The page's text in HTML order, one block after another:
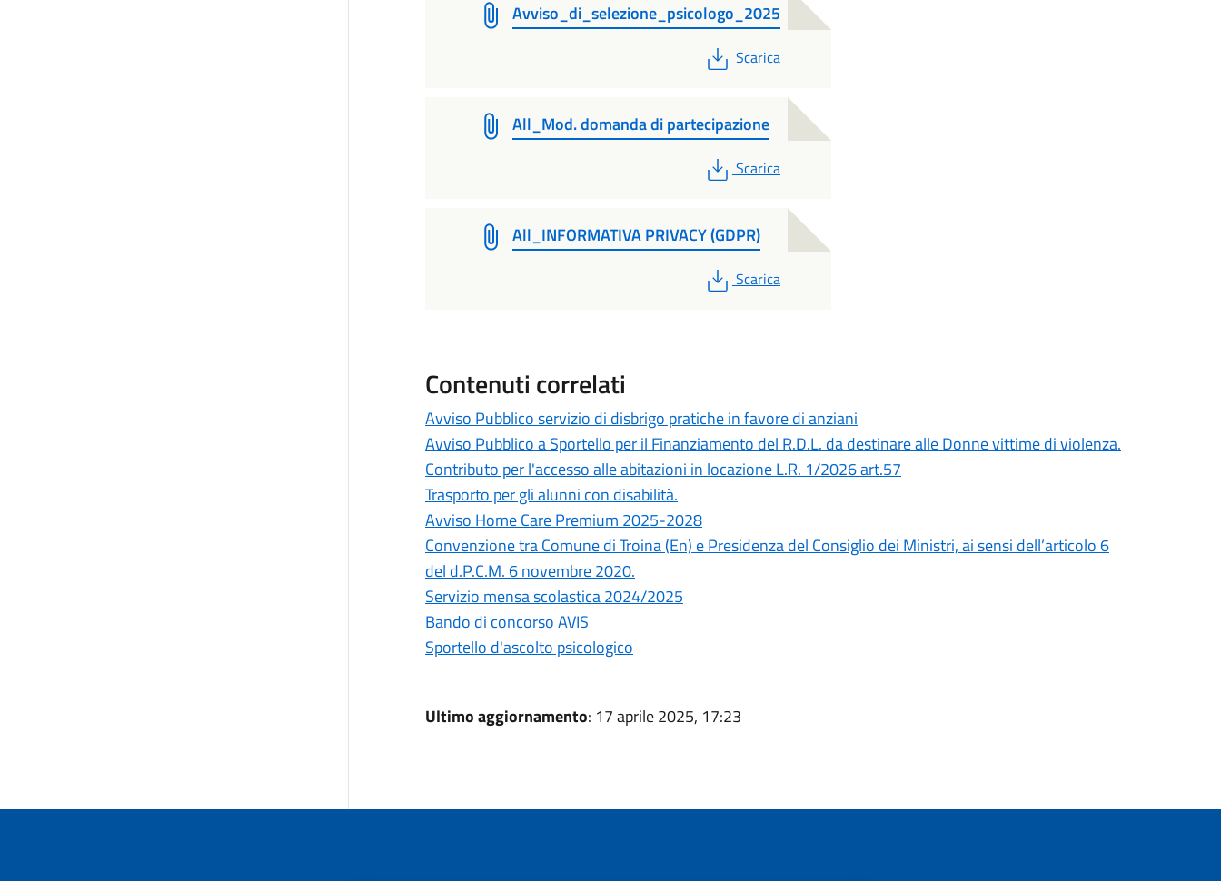
Avviso_di_selezione_psicologo_2025
PDF
Scarica
All_Mod. domanda di partecipazione
PDF
Scarica
All_INFORMATIVA PRIVACY (GDPR)
PDF
Scarica
Contenuti correlati
Avviso Pubblico servizio di disbrigo pratiche in favore di anziani
Avviso Pubblico a Sportello per il Finanziamento del R.D.L. da destinare alle Donne vittime di violenza.
Contributo per l'accesso alle abitazioni in locazione L.R. 1/2026 art.57
Trasporto per gli alunni con disabilità.
Avviso Home Care Premium 2025-2028
Convenzione tra Comune di Troina (En) e Presidenza del Consiglio dei Ministri, ai sensi dell’articolo 6
del d.P.C.M. 6 novembre 2020.
Servizio mensa scolastica 2024/2025
Bando di concorso AVIS
Sportello d'ascolto psicologico
Ultimo aggiornamento: 17 aprile 2025, 17:23